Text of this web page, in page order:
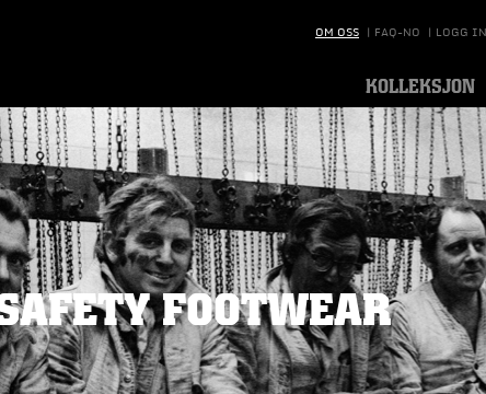
OM OSS | FAQ-NO | LOGG
KOLLEKSJON
FOOTWEAR